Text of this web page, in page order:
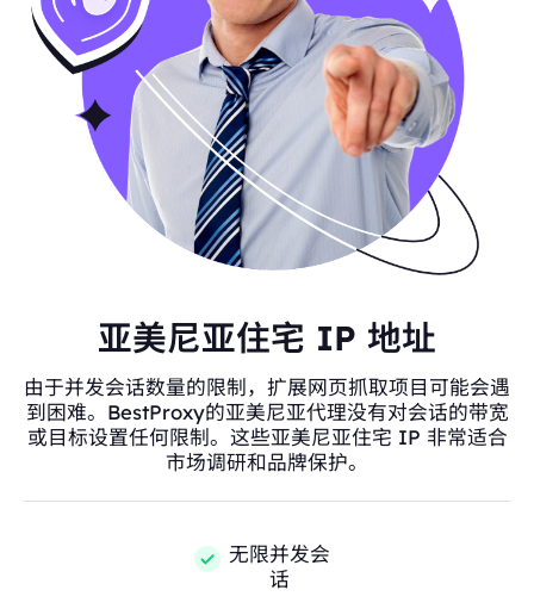
亚美尼亚住宅 IP 地址
由于并发会话数量的限制，扩展网页抓取项目可能会遇
到困难。BestProxy的亚美尼亚代理没有对会话的带宽
或目标设置任何限制。这些亚美尼亚住宅 IP 非常适合
市场调研和品牌保护。
无限并发会
话